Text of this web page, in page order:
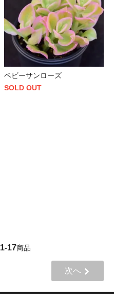
ベビーサンローズ
SOLD OUT
1-17商品
次へ